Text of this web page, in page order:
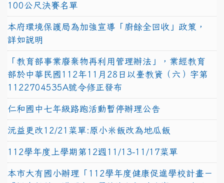
100公尺決賽名單
本府環境保護局為加強宣導「廚餘全回收」政策，
詳如說明
「教育部事業廢棄物再利用管理辦法」，業經教育
部於中華民國112年11月28日以臺教資（六）字第
1122704535A號令修正發布
仁和國中七年級路跑活動暫停辦理公告
沅益更改12/21菜單:原小米飯改為地瓜飯
112學年度上學期第12週11/13-11/17菜單
本市大有國小辦理「112學年度健康促進學校計畫－